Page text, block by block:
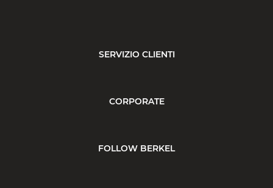
SERVIZIO CLIENTI
CORPORATE
FOLLOW BERKEL